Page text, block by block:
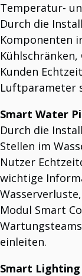
Temperatur-
Durch die
Komponenten
Kunden
Luftparameter
Smart Water
Durch die
Stellen im
Nutzer
wichtige
Modul Smart
einleiten.
Smart Lighting